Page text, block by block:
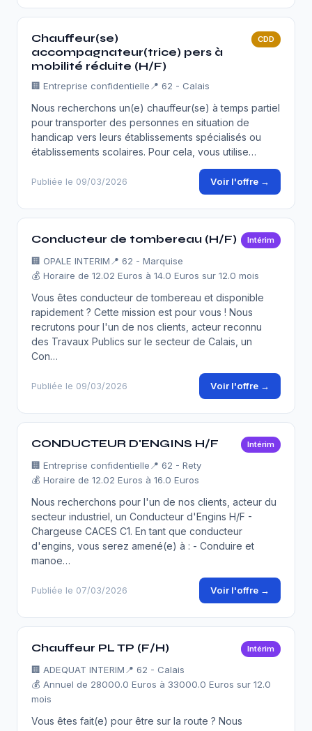
Chauffeur(se)
accompagnateur(trice) pers à
mobilité réduite (H/F)
CDD
🏢 Entreprise confidentielle 📍 62 - Calais
Nous recherchons un(e) chauffeur(se) à temps partiel
pour transporter des personnes en situation de
handicap vers leurs établissements spécialisés ou
établissements scolaires. Pour cela, vous utilise…
Publiée le 09/03/2026 Voir l'offre →
Conducteur de tombereau (H/F) Intérim
🏢 OPALE INTERIM 📍 62 - Marquise
💰 Horaire de 12.02 Euros à 14.0 Euros sur 12.0 mois
Vous êtes conducteur de tombereau et disponible
rapidement ? Cette mission est pour vous ! Nous
recrutons pour l'un de nos clients, acteur reconnu
des Travaux Publics sur le secteur de Calais, un
Con…
Publiée le 09/03/2026 Voir l'offre →
CONDUCTEUR D'ENGINS H/F Intérim
🏢 Entreprise confidentielle 📍 62 - Rety
💰 Horaire de 12.02 Euros à 16.0 Euros
Nous recherchons pour l'un de nos clients, acteur du
secteur industriel, un Conducteur d'Engins H/F -
Chargeuse CACES C1. En tant que conducteur
d'engins, vous serez amené(e) à : - Conduire et
manoe…
Publiée le 07/03/2026 Voir l'offre →
Chauffeur PL TP (F/H) Intérim
🏢 ADEQUAT INTERIM 📍 62 - Calais
💰 Annuel de 28000.0 Euros à 33000.0 Euros sur 12.0
mois
Vous êtes fait(e) pour être sur la route ? Nous